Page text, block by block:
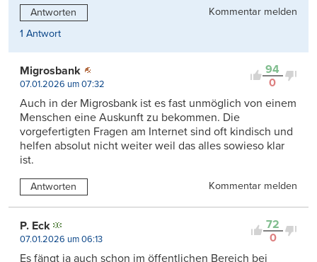
Antworten
Kommentar melden
1 Antwort
94
0
Migrosbank
07.01.2026 um 07:32
Auch in der Migrosbank ist es fast unmöglich von einem
Menschen eine Auskunft zu bekommen. Die
vorgefertigten Fragen am Internet sind oft kindisch und
helfen absolut nicht weiter weil das alles sowieso klar
ist.
Antworten Kommentar melden
72
0
P. Eck
07.01.2026 um 06:13
Es fängt ja auch schon im öffentlichen Bereich bei